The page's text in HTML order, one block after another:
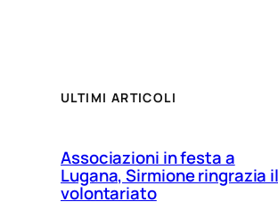
ULTIMI ARTICOLI
Associazioni in festa a
Lugana, Sirmione ringrazia il
volontariato